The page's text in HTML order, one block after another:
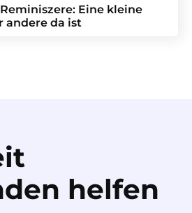
Eine kleine
andere da ist
helfen